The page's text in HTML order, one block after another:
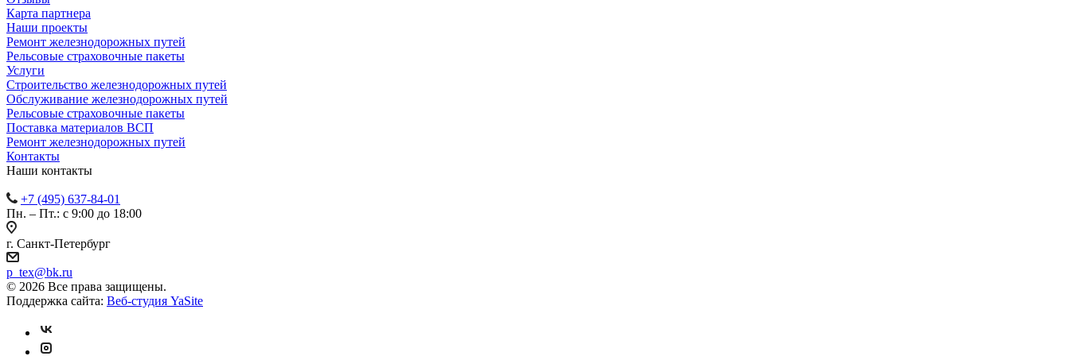
Карта партнера
Наши проекты
Ремонт железнодорожных путей
Рельсовые страховочные пакеты
Услуги
Строительство железнодорожных путей
Обслуживание железнодорожных путей
Рельсовые страховочные пакеты
Поставка материалов ВСП
Ремонт железнодорожных путей
Контакты
Наши контакты
+7 (495) 637-84-01
Пн. – Пт.: с 9:00 до 18:00
г. Санкт-Петербург
p_tex@bk.ru
© 2026 Все права защищены.
Поддержка сайта: Веб-студия YaSite